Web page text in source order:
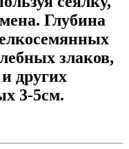
Глубина
злаков,
других
3-5см.